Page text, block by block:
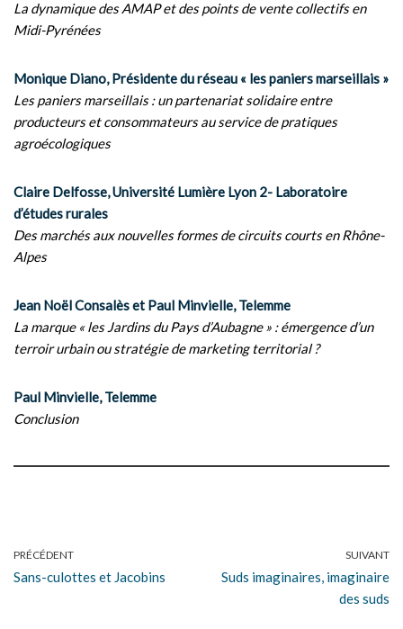
La dynamique des AMAP et des points de vente collectifs en
Midi-Pyrénées
Monique Diano, Présidente du réseau « les paniers marseillais »
Les paniers marseillais : un partenariat solidaire entre
producteurs et consommateurs au service de pratiques
agroécologiques
Claire Delfosse, Université Lumière Lyon 2- Laboratoire
d’études rurales
Des marchés aux nouvelles formes de circuits courts en Rhône-
Alpes
Jean Noël Consalès et Paul Minvielle, Telemme
La marque « les Jardins du Pays d’Aubagne » : émergence d’un
terroir urbain ou stratégie de marketing territorial ?
Paul Minvielle, Telemme
Conclusion
PRÉCÉDENT
Sans-culottes et Jacobins
SUIVANT
Suds imaginaires, imaginaire
des suds